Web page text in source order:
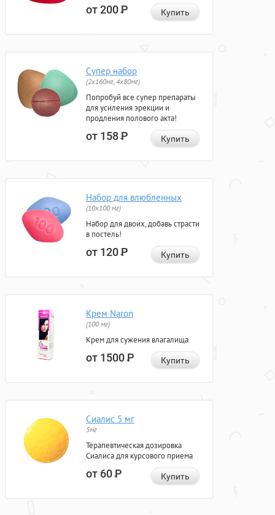
от 200Р Купить
Супер набор
(2х160мг, 4х80мг)
Попробуй все супер препараты
для усиления эрекции и
продления полового акта!
от 158Р Купить
Набор для влюбленных
(10х100 мг)
Набор для двоих, добавь страсти
в постель!
от 120Р Купить
Крем Naron
(100 мг)
Крем для сужения влагалища
от 1500Р Купить
Сиалис 5 мг
5мг
Терапевтическая дозировка
Сиалиса для курсового приема
от 60Р Купить